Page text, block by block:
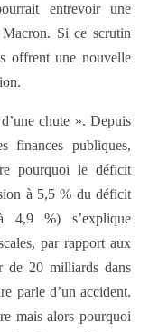
entrevoir une
Si ce scrutin
offrent une nouvelle
chute ». Depuis
finances publiques,
pourquoi le déficit
à 5,5 % du déficit
4,9 %) s’explique
par rapport aux
de 20 milliards dans
parle d’un accident.
mais alors pourquoi